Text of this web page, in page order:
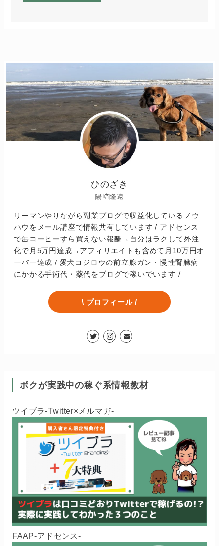
ひのざき
陽﨑隆遠
リーマンやりながら副業ブログで収益化しているノウ
ハウをメール講座で情報共有しています / アドセンス
で缶コーヒーすら買えない報酬→自分はラクして外注
化で月5万円達成→アフィリエイトも含めて月10万円オ
ーバー達成 / 愛犬コジロウの前立腺ガン・慢性腎臓病
にかかる手術代・薬代をブログで稼いでいます /
\ プロフィール /
ボクが実践中の稼ぐ系情報教材
ツイブラ-Twitter×メルマガ-
FAAP-アドセンス-